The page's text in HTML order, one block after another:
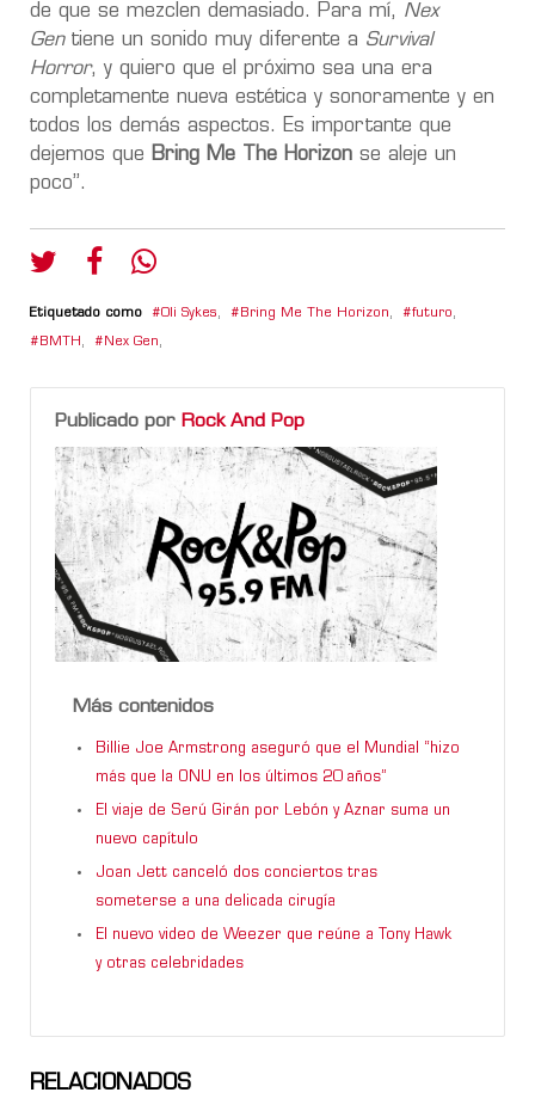
de que se mezclen demasiado. Para mí, Nex
Gentiene un sonido muy diferente a Survival
Horror, y quiero que el próximo sea una era
completamente nueva estética y sonoramente y en
todos los demás aspectos. Es importante que
dejemos que Bring Me The Horizon se aleje un
poco”.
Etiquetado como Oli Sykes, Bring Me The Horizon, futuro,
BMTH , Nex Gen,
Publicado por Rock And Pop
Más contenidos
Billie Joe Armstrong aseguró que el Mundial “hizo
más que la ONU en los últimos 20 años”
El viaje de Serú Girán por Lebón y Aznar suma un
nuevo capítulo
Joan Jett canceló dos conciertos tras
someterse a una delicada cirugía
El nuevo video de Weezer que reúne a Tony Hawk
y otras celebridades
RELACIONADOS